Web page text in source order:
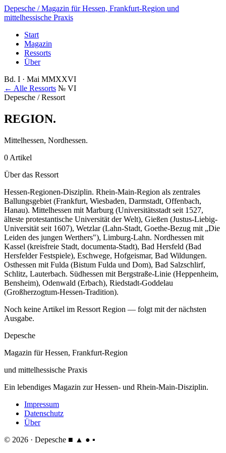
Depesche / Magazin für Hessen, Frankfurt-Region und
mittelhessische Praxis
Start
Magazin
Ressorts
Über
Bd. I · Mai MMXXVI
← Alle Ressorts № VI
Depesche / Ressort
REGION.
Mittelhessen, Nordhessen.
0 Artikel
Über das Ressort
Hessen-Regionen-Disziplin. Rhein-Main-Region als zentrales
Ballungsgebiet (Frankfurt, Wiesbaden, Darmstadt, Offenbach,
Hanau). Mittelhessen mit Marburg (Universitätsstadt seit 1527,
älteste protestantische Universität der Welt), Gießen (Justus-Liebig-
Universität seit 1607), Wetzlar (Lahn-Stadt, Goethe-Bezug mit „Die
Leiden des jungen Werthers"), Limburg-Lahn. Nordhessen mit
Kassel (kreisfreie Stadt, documenta-Stadt), Bad Hersfeld (Bad
Hersfelder Festspiele), Eschwege, Hofgeismar, Bad Wildungen.
Osthessen mit Fulda (Bistum Fulda und Dom), Bad Salzschlirf,
Schlitz, Lauterbach. Südhessen mit Bergstraße-Linie (Heppenheim,
Bensheim), Odenwald (Erbach), Riedstadt-Goddelau
(Großherzogtum-Hessen-Tradition).
Noch keine Artikel im Ressort Region — folgt mit der nächsten
Ausgabe.
Depesche
Magazin für Hessen, Frankfurt-Region
und mittelhessische Praxis
Ein lebendiges Magazin zur Hessen- und Rhein-Main-Disziplin.
Impressum
Datenschutz
Über
© 2026 · Depesche ■ ▲ ● ▪